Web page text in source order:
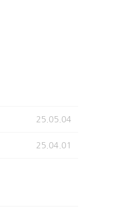
25.05.04
25.04.01